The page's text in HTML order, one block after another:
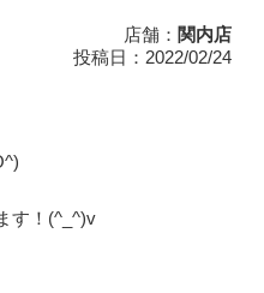
店舗： 関内店
投稿日：2022/02/24
す！(^_^)v